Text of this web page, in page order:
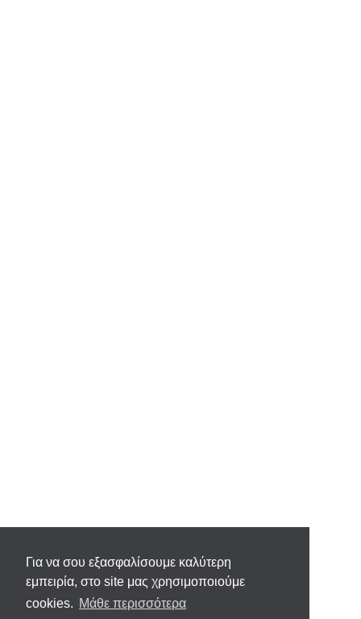
Για να σου εξασφαλίσουμε καλύτερη
εμπειρία, στο site μας χρησιμοποιούμε
cookies. Μάθε περισσότερα